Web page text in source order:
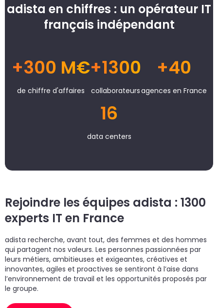
adista en chiffres : un opérateur IT
français indépendant
+300 M€
de chiffre d'affaires
+1300
collaborateurs
+40
agences en France
16
data centers
Rejoindre les équipes adista : 1300
experts IT en France
adista recherche, avant tout, des femmes et des hommes
qui partagent nos valeurs. Les personnes passionnées par
leurs métiers, ambitieuses et exigeantes, créatives et
innovantes, agiles et proactives se sentiront à l’aise dans
l’environnement de travail et les opportunités proposés par
le groupe.